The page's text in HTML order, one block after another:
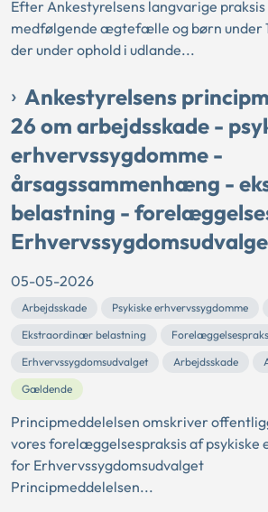
Efter Ankestyrelsens langvarige praksis
medfølgende ægtefælle og børn under
der under ophold i udlande...
Ankestyrelsens
26 om arbejdsskade -
erhvervssygdomme -
årsagssammenhæng -
belastning -
05-05-2026
Arbejdsskade Psykiske erhvervssygdomme
Ekstraordinær belastning
Erhvervssygdomsudvalget
Arbejdsskade
Gældende
Principmeddelelsen omskriver
vores forelæggelsespraksis af psykiske
for Erhvervssygdomsudvalget
Principmeddelelsen...